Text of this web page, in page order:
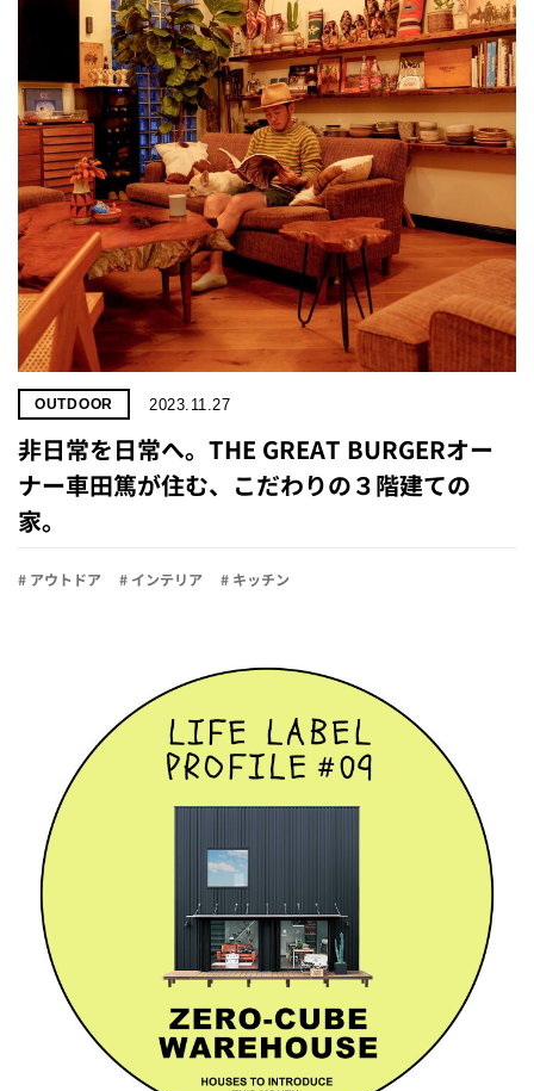
OUTDOOR 2023.11.27
非日常を日常へ。THE GREAT BURGERオー
ナー車田篤が住む、こだわりの３階建ての
家。
# アウトドア # インテリア # キッチン